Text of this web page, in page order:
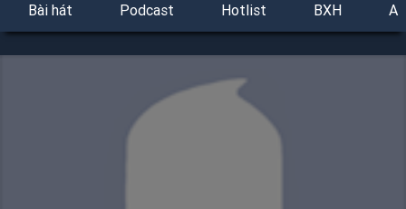
Bài hát Podcast Hotlist BXH